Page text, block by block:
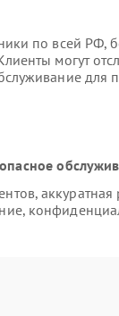
по всей РФ,
могут
для
аккуратная